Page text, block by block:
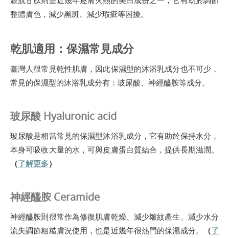
整體膚色，減少黑斑、減少瑕疵等困擾。
乾肌適用：保濕常見成分
臺灣人很常見乾性肌膚，因此保濕型的沐浴乳成分也不可少，
常見的保濕型的沐浴乳成分有：玻尿酸、神經醯胺等成分。
玻尿酸 Hyaluronic acid
玻尿酸是相當常見的保濕型沐浴乳成分，它有助於保持水分，
本身可吸收大量的水，可與皮膚蛋白質結合，提供長期滋潤。
（了解更多）
神經醯胺 Ceramide
神經醯胺則很常作為修復肌膚乾燥、減少皺紋產生、減少水分
流失調節粗糙膚況使用，也是近幾年很熱門的保濕成分。
（了